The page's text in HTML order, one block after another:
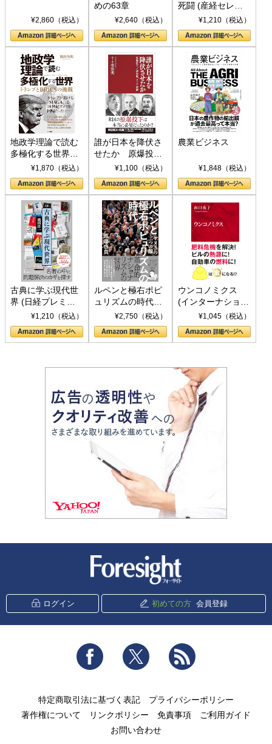
¥2,860（税込）
めの63章
¥2,640（税込）
死闘 (産経セレク
ト S 039)¥1,210（税込）
地政学理論で読む
多極化する世界：
トランプとBRICS
の挑戦
¥1,870（税込）
誰が日本を降伏さ
せたか 原爆投
下、ソ連参戦、そ
して聖断 (PHP新
書)
¥1,100（税込）
農業ビジネス
¥1,848（税込）
古典に学ぶ現代世
界 (日経プレミア
シリーズ)¥1,210（税込）
ルペンと極右ポピ
ュリズムの時代：
〈ヤヌス〉の二つ
の顔
¥2,750（税込）
ウンコノミクス
(インターナショナ
ル新書)¥1,045（税込）
ログイン 初めての方 会員登録
Facebook Twitter
特定商取引法に基づく表記
プライバシーポリシー
著作権について
リンクポリシー 免責事項
ご利用ガイド
お問い合わせ